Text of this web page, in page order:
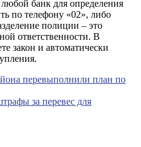
любой банк для определения
по телефону «02», либо
полиции – это
ответственности. В
закон и автоматически
перевыполнили план по
за перевес для